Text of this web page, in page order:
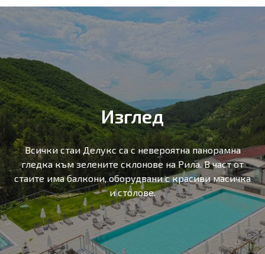
Изглед
Всички стаи Делукс са с невероятна панорамна
гледка към зелените склонове на Рила. В част от
стаите има балкони, оборудвани с красиви масичка
и столове.